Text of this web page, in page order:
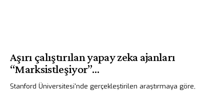
Aşırı çalıştırılan yapay zeka ajanları
“Marksistleşiyor”…
Stanford Üniversitesi'nde gerçekleştirilen araştırmaya göre,